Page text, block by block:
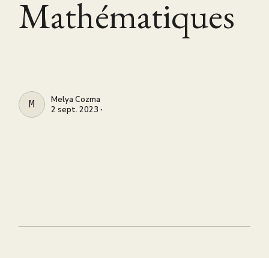
Mathématiques
MELYA COZMA
Melya Cozma
2 sept. 2023 ∙